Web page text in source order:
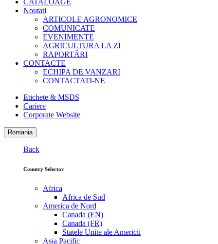
CATALOAGE
Noutati
ARTICOLE AGRONOMICE
COMUNICATE
EVENIMENTE
AGRICULTURA LA ZI
RAPORTĂRI
CONTACTE
ECHIPA DE VANZARI
CONTACTATI-NE
Etichete & MSDS
Cariere
Corporate Website
Romania
Back
Country Selector
Africa
Africa de Sud
America de Nord
Canada (EN)
Canada (FR)
Statele Unite ale Americii
Asia Pacific